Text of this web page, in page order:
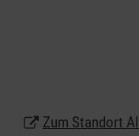
Zum Standort